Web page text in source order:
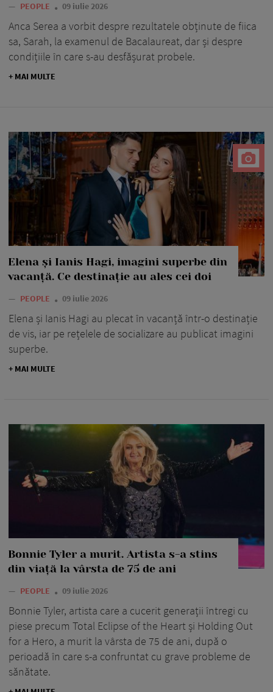
— PEOPLE 09 iulie 2026
Anca Serea a vorbit despre rezultatele obținute de fiica
sa, Sarah, la examenul de Bacalaureat, dar și despre
condițiile în care s-au desfășurat probele.
+ MAI MULTE
Elena și Ianis Hagi, imagini superbe din
vacanță. Ce destinație au ales cei doi
— PEOPLE 09 iulie 2026
Elena și Ianis Hagi au plecat în vacanță într-o destinație
de vis, iar pe rețelele de socializare au publicat imagini
superbe.
+ MAI MULTE
Bonnie Tyler a murit. Artista s-a stins
din viață la vârsta de 75 de ani
— PEOPLE 09 iulie 2026
Bonnie Tyler, artista care a cucerit generații întregi cu
piese precum Total Eclipse of the Heart și Holding Out
for a Hero, a murit la vârsta de 75 de ani, după o
perioadă în care s-a confruntat cu grave probleme de
sănătate.